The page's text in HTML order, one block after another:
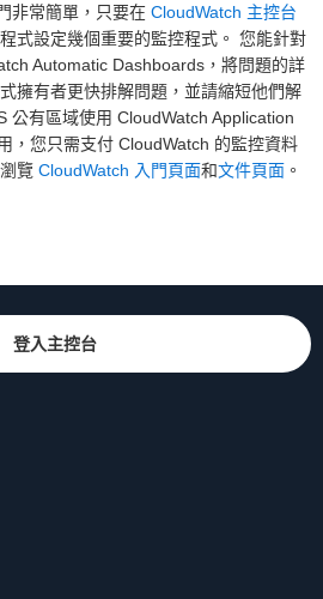
非常簡單，只要在 CloudWatch 主控台
式設定幾個重要的監控程式。 您能針對
Automatic Dashboards，將問題的詳
擁有者更快排解問題，並請縮短他們解
公有區域使用 CloudWatch Application
，您只需支付 CloudWatch 的監控資料
覽 CloudWatch 入門頁面和文件頁面 。
登入主控台